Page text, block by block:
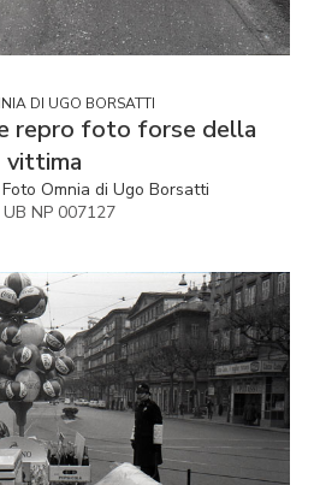
DI UGO BORSATTI
repro foto forse della
vittima
Omnia di Ugo Borsatti
UB NP 007127